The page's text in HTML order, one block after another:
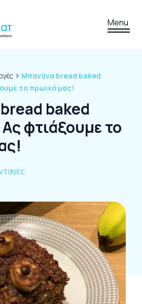
Menu
› Μπανάνα bread baked
το πρωινό μας!
baked
φτιάξουμε το